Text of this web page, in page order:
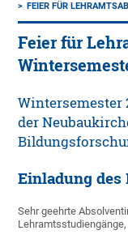
FEIER FÜR
Feier für
Wintersemester
der
Einladung des
Sehr geehrte
Lehramtsstudiengänge,